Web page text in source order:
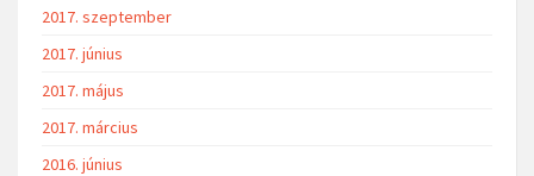
2017. szeptember
2017. június
2017. május
2017. március
2016. június